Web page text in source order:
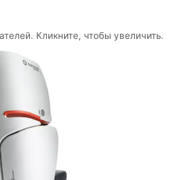
Кликните, чтобы увеличить.